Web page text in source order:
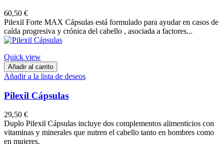
60,50 €
Pilexil Forte MAX Cápsulas está formulado para ayudar en casos de
caída progresiva y crónica del cabello , asociada a factores...
Quick view
Añadir al carrito
Añadir a la lista de deseos
Pilexil Cápsulas
29,50 €
Duplo Pilexil Cápsulas incluye dos complementos alimenticios con
vitaminas y minerales que nutren el cabello tanto en hombres como
en mujeres.